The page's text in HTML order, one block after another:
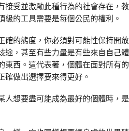
接受並激勵此種行為的社會存在，
級的工具需要是每個公民的權利。
確的態度，你必須對可能性保持開
途，甚至有些力量是有些來自自己
東西。這代表著，個體在面對所有
確做出選擇要來得更好。
人想要盡可能成為最好的個體時，